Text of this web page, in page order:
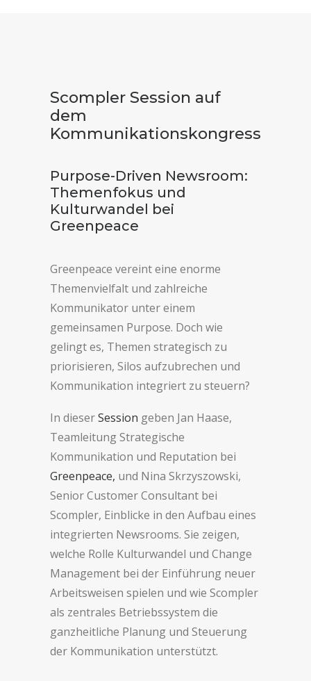
Scompler Session auf
dem
Kommunikationskongress
Purpose-Driven Newsroom:
Themenfokus und
Kulturwandel bei
Greenpeace
Greenpeace vereint eine enorme
Themenvielfalt und zahlreiche
Kommunikator unter einem
gemeinsamen Purpose. Doch wie
gelingt es, Themen strategisch zu
priorisieren, Silos aufzubrechen und
Kommunikation integriert zu steuern?
In dieserSession geben Jan Haase,
Teamleitung Strategische
Kommunikation und Reputation bei
Greenpeace, und Nina Skrzyszowski,
Senior Customer Consultant bei
Scompler, Einblicke in den Aufbau eines
integrierten Newsrooms. Sie zeigen,
welche Rolle Kulturwandel und Change
Management bei der Einführung neuer
Arbeitsweisen spielen und wie Scompler
als zentrales Betriebssystem die
ganzheitliche Planung und Steuerung
der Kommunikation unterstützt.